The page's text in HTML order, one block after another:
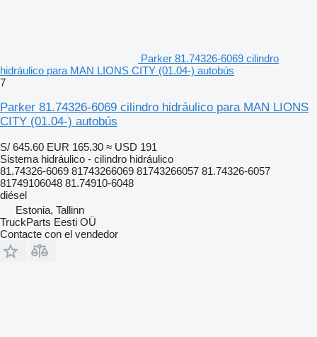
Parker 81.74326-6069 cilindro
hidráulico para MAN LIONS CITY (01.04-) autobús
7
Parker 81.74326-6069 cilindro hidráulico para MAN LIONS
CITY (01.04-) autobús
S/ 645.60 EUR 165.30 ≈ USD 191
Sistema hidráulico - cilindro hidráulico
81.74326-6069 81743266069 81743266057 81.74326-6057
81749106048 81.74910-6048
diésel
Estonia, Tallinn
TruckParts Eesti OÜ
Contacte con el vendedor